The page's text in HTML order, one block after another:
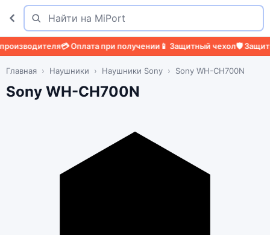
Поиск
Найти
💳 Оплата при получении📱 Защитный чехол🛡️
Главная Наушники Наушники Sony Sony WH-CH700N
Sony WH-CH700N